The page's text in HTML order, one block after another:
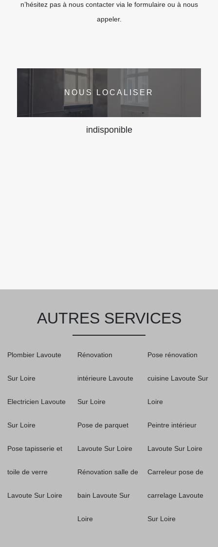
n’hésitez pas à nous contacter via le formulaire ou à nous
appeler.
NOUS LOCALISER
indisponible
AUTRES SERVICES
Plombier Lavoute
Sur Loire
Electricien Lavoute
Sur Loire
Pose tapisserie et
toile de verre
Lavoute Sur Loire
Rénovation
intérieure Lavoute
Sur Loire
Pose de parquet
Lavoute Sur Loire
Rénovation salle de
bain Lavoute Sur
Loire
Pose rénovation
cuisine Lavoute Sur
Loire
Peintre intérieur
Lavoute Sur Loire
Carreleur pose de
carrelage Lavoute
Sur Loire